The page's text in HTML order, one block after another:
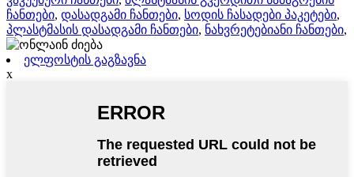
ჩანთები, დასადგამი ჩანთები, სოდის ჩასადები პაკეტები,
პლასტმასის დასადგამი ჩანთები, ნახვრეტებიანი ჩანთები,
ელფოსტის გაგზავნა
x